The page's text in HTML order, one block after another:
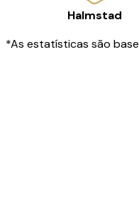
Halmstad
*As estatísticas são